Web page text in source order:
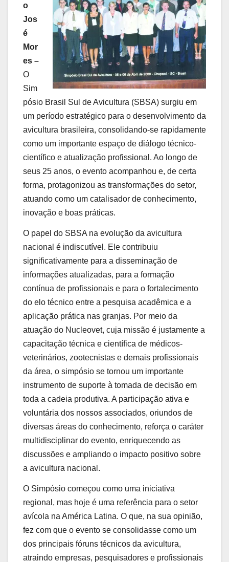
o
Jos
é
Mor
es –
O
Sim
pósio Brasil Sul de Avicultura (SBSA) surgiu em
um período estratégico para o desenvolvimento da
avicultura brasileira, consolidando-se rapidamente
como um importante espaço de diálogo técnico-
científico e atualização profissional. Ao longo de
seus 25 anos, o evento acompanhou e, de certa
forma, protagonizou as transformações do setor,
atuando como um catalisador de conhecimento,
inovação e boas práticas.
O papel do SBSA na evolução da avicultura
nacional é indiscutível. Ele contribuiu
significativamente para a disseminação de
informações atualizadas, para a formação
contínua de profissionais e para o fortalecimento
do elo técnico entre a pesquisa acadêmica e a
aplicação prática nas granjas. Por meio da
atuação do Nucleovet, cuja missão é justamente a
capacitação técnica e científica de médicos-
veterinários, zootecnistas e demais profissionais
da área, o simpósio se tornou um importante
instrumento de suporte à tomada de decisão em
toda a cadeia produtiva. A participação ativa e
voluntária dos nossos associados, oriundos de
diversas áreas do conhecimento, reforça o caráter
multidisciplinar do evento, enriquecendo as
discussões e ampliando o impacto positivo sobre
a avicultura nacional.
O Simpósio começou como uma iniciativa
regional, mas hoje é uma referência para o setor
avícola na América Latina. O que, na sua opinião,
fez com que o evento se consolidasse como um
dos principais fóruns técnicos da avicultura,
atraindo empresas, pesquisadores e profissionais